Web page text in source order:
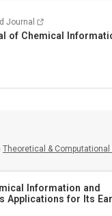
Journal
of Chemical
Theoretical &
Information and
Applications for Its